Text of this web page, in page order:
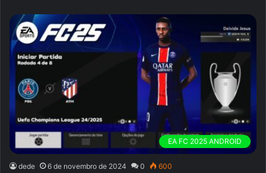
EA FC 2025 ANDROID
dede 6 de novembro de 2024 0 600